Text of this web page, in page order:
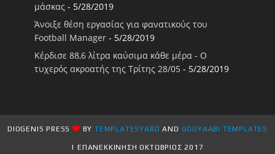
μάσκας - 5/28/2019
Άνοιξε θέση εργασίας για φανατικούς του
Football Μanager - 5/28/2019
Κέρδισε 88,6 λίτρα καύσιμα κάθε μέρα - Ο
τυχερός ακροατής της Τρίτης 28/05 - 5/28/2019
DIOGENIS PRESS BYTEMPLATESYARD AND GOOYAABI TEMPLATES
| ΕΠΑΝΕΚΚΙΝΗΣΗ ΟΚΤΩΒΡΙΟΣ 2017